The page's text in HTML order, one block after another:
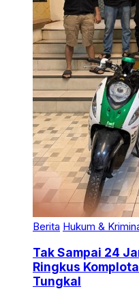
Berita Hukum &
Tak Sampai 24
Ringkus
Tungkal